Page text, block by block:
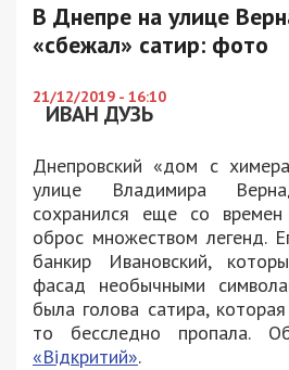
В Днепре на улице
«сбежал» сатир: фото
21/12/2019 - 16:10
ИВАН ДУЗЬ
Днепровский «дом с
улице Владимира
сохранился еще со времен
оброс множеством легенд.
банкир Ивановский,
фасад необычными
была голова сатира,
то бесследно пропала.
«Відкритий».